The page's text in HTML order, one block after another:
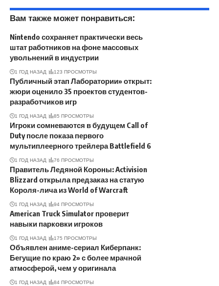
Вам также может понравиться:
Nintendo сохраняет практически весь
штат работников на фоне массовых
увольнений в индустрии
1 ГОД НАЗАД 123 ПРОСМОТРЫ
Публичный этап Лаборатории» открыт:
жюри оценило 35 проектов студентов-
разработчиков игр
1 ГОД НАЗАД 85 ПРОСМОТРЫ
Игроки сомневаются в будущем Call of
Duty после показа первого
мультиплеерного трейлера Battlefield 6
1 ГОД НАЗАД 76 ПРОСМОТРЫ
Правитель Ледяной Короны: Activision
Blizzard открыла предзаказ на статую
Короля-лича из World of Warcraft
1 ГОД НАЗАД 94 ПРОСМОТРЫ
American Truck Simulator проверит
навыки парковки игроков
1 ГОД НАЗАД 175 ПРОСМОТРЫ
Объявлен аниме-сериал Киберпанк:
Бегущие по краю 2» с более мрачной
атмосферой, чем у оригинала
1 ГОД НАЗАД 84 ПРОСМОТРЫ